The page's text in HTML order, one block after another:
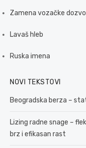
Zamena vozačke
Lavaš hleb
Ruska imena
NOVI TEKSTOVI
Beogradska berza –
Lizing radne snage –
brz i efikasan rast